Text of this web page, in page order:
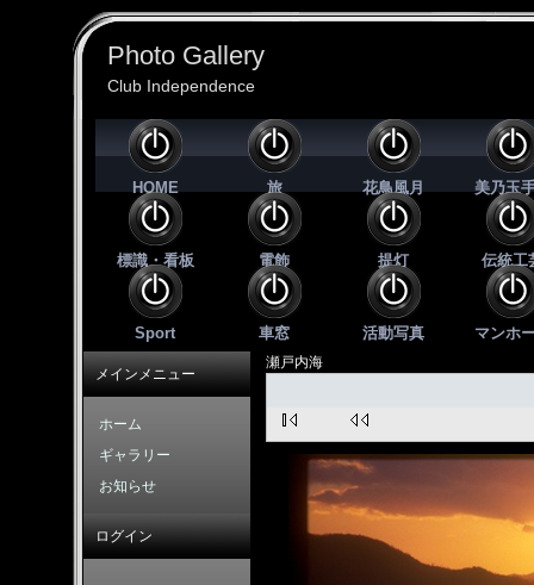
Photo Gallery
Club Independence
HOME 旅 花鳥風月 美乃玉
標識・看板 電飾 提灯 伝統工
Sport 車窓 活動写真 マンホ
瀬戸内海
メインメニュー
ホーム
ギャラリー
お知らせ
ログイン